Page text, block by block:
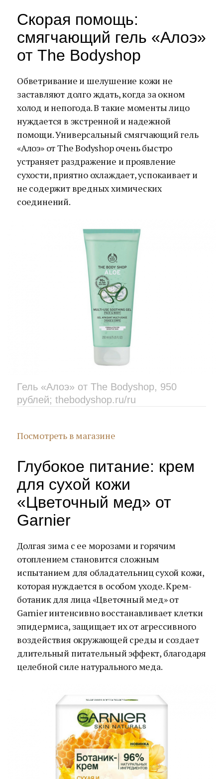
Скорая помощь:
смягчающий гель «Алоэ»
от The Bodyshop
Обветривание и шелушение кожи не
заставляют долго ждать, когда за окном
холод и непогода. В такие моменты лицо
нуждается в экстренной и надежной
помощи. Универсальный смягчающий гель
«Алоэ» от The Bodyshop очень быстро
устраняет раздражение и проявление
сухости, приятно охлаждает, успокаивает и
не содержит вредных химических
соединений.
Гель «Алоэ» от The Bodyshop, 950
рублей; thebodyshop.ru/ru
Посмотреть в магазине
Глубокое питание: крем
для сухой кожи
«Цветочный мед» от
Garnier
Долгая зима с ее морозами и горячим
отоплением становится сложным
испытанием для обладательниц сухой кожи,
которая нуждается в особом уходе. Крем-
ботаник для лица «Цветочный мед» от
Garnier интенсивно восстанавливает клетки
эпидермиса, защищает их от агрессивного
воздействия окружающей среды и создает
длительный питательный эффект, благодаря
целебной силе натурального меда.